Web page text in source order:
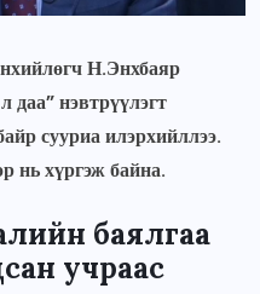
Н.Энхбаяр
нэвтрүүлэгт
сууриа илэрхийллээ.
нь хүргэж байна.
баялгаа
учраас